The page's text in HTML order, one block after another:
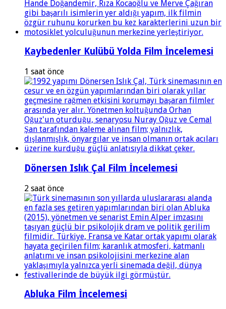
Kaybedenler Kulübü Yolda Film İncelemesi
1 saat önce
Dönersen Islık Çal Film İncelemesi
2 saat önce
Abluka Film İncelemesi